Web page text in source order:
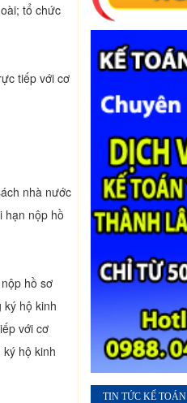
tổ chức
tiếp với cơ
nhà nước
hạn nộp hồ
hồ sơ
hộ kinh
với cơ
hộ kinh
TIN TỨC KẾ TOÁN